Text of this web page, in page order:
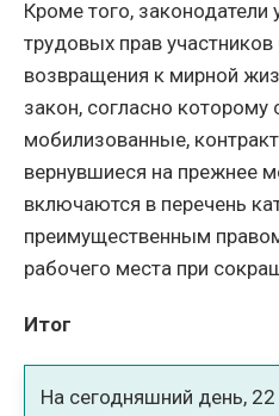
Кроме того, законодатели
трудовых прав
возвращения к мирной
закон, согласно которому
мобилизованные,
вернувшиеся на прежнее
включаются в перечень
преимущественным
рабочего места при
Итог
На сегодняшний день,